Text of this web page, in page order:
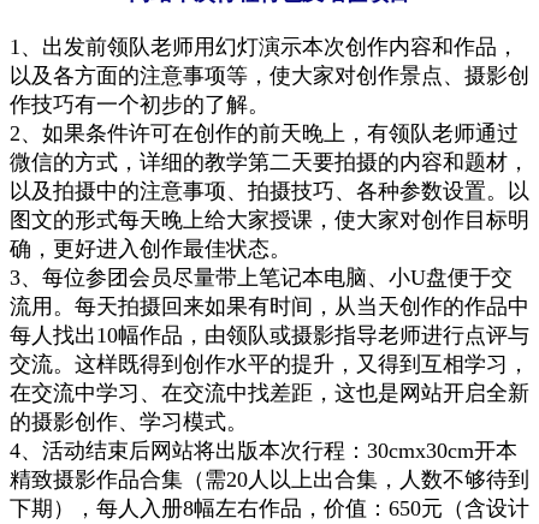
1、 出发前领队老师用幻灯演示本次创作内容和作品，
以及各方面的注意事项等， 使大家对创作景点、 摄影创
作技巧有一个初步的了解。
2、如果条件许可在创作的前天晚上， 有领队老师通过
微信的方式，详细的教学第二天要拍摄的内容和题材，
以及拍摄中的注意事项、拍摄技巧、各种参数设置。以
图文的形式每天晚上给大家授课， 使大家对创作目标明
确，更好进入创作最佳状态。
3、每位参团会员尽量带上笔记本电脑、小U盘便于交
流用 。 每天拍摄回来如果有时间，从当天创作的作品中
每人找出10幅作品，由领队或摄影指导老师进行点评与
交流。这样既得到创作水平的提升，又得到 互相学习 ，
在交流中学习、在交流中找差距，这也是网站开启全新
的摄影创作、学习模式。
4、 活动结束后网站将出版本次行程：30cmx30cm开本
精致摄影作品合集（需20人以上出合集，人数不够待到
下期），每人入册8幅左右作品，价值：650元（含设计